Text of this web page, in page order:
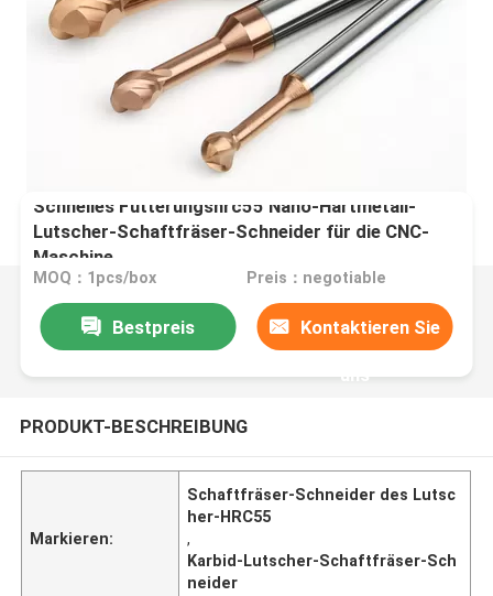
Schnelles Fütterungshrc55 Nano-Hartmetall-
Lutscher-Schaftfräser-Schneider für die CNC-
Maschine
MOQ：1pcs/box Preis：negotiable
Bestpreis Kontaktieren Sie
uns
PRODUKT-BESCHREIBUNG
Markieren:
Schaftfräser-Schneider des Lutsc
her-HRC55
,
Karbid-Lutscher-Schaftfräser-Sch
neider